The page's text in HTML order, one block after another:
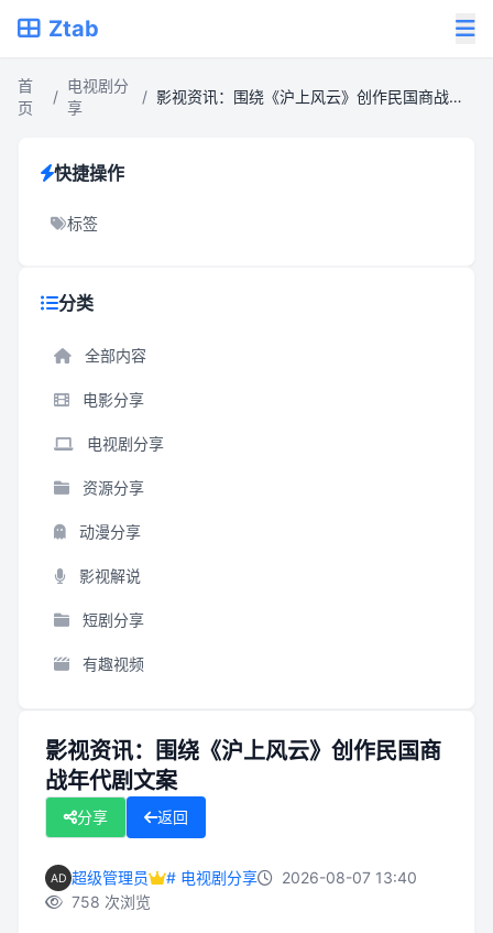
Ztab
首
页
/
电视剧分
享
/ 影视资讯：围绕《沪上风云》创作民国商战年代剧文案
快捷操作
标签
分类
全部内容
电影分享
电视剧分享
资源分享
动漫分享
影视解说
短剧分享
有趣视频
影视资讯：围绕《沪上风云》创作民国商
战年代剧文案
分享 返回
超级管理员 # 电视剧分享
2026-08-07 13:40
758 次浏览